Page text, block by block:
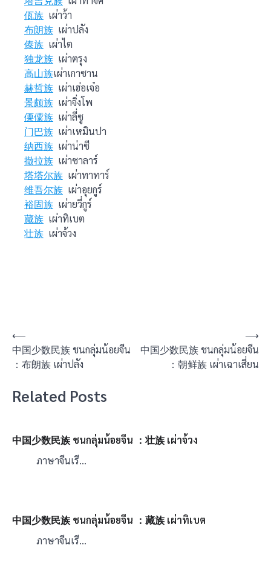
佤族 เผ่าว้า
布朗族 เผ่าปลัง
傣族 เผ่าไต
独龙族 เผ่าตรุง
高山族เผ่าเกาซาน
赫哲族 เผ่าเฮ่อเจ๋อ
景颇族 เผ่าจิ่งโพ
傈僳族 เผ่าลี่ซู
门巴族 เผ่าเหมินปา
纳西族 เผ่าน่าซี
撤拉族 เผ่าซาลาร์
塔塔尔族 เผ่าทาทาร์
维吾尔族 เผ่าอุยกูร์
裕固族 เผ่ายวี่กูร์
藏族 เผ่าทิเบต
壮族 เผ่าจ้วง
แนะแนว
เรื่อง
⟵
中国少数民族 ชนกลุ่มน้อยจีน
：布朗族 เผ่าปลัง
中国少数民族 ชนกลุ่มน้อยจีน
：朝鲜族 เผ่าเฉาเสี่ยน
⟶
Related Posts
中国少数民族 ชนกลุ่มน้อยจีน ：壮族 เผ่าจ้วง
ภาษาจีนเรี…
中国少数民族 ชนกลุ่มน้อยจีน ：藏族 เผ่าทิเบต
ภาษาจีนเรี…